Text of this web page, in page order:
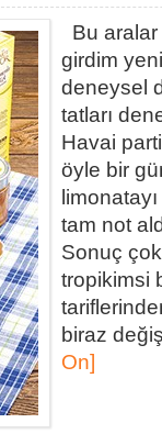
Bu
girdim
deneysel
tatları
Havai
öyle bir
tam not
Sonuç
tropikimsi
biraz
On]